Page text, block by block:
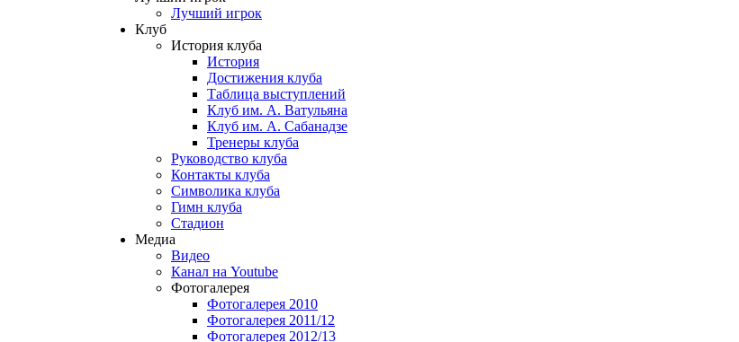
Лучший игрок
Клуб
История клуба
История
Достижения клуба
Таблица выступлений
Клуб им. А. Ватульяна
Клуб им. А. Сабанадзе
Тренеры клуба
Руководство клуба
Контакты клуба
Символика клуба
Гимн клуба
Стадион
Медиа
Видео
Канал на Youtube
Фотогалерея
Фотогалерея 2010
Фотогалерея 2011/12
Фотогалерея 2012/13